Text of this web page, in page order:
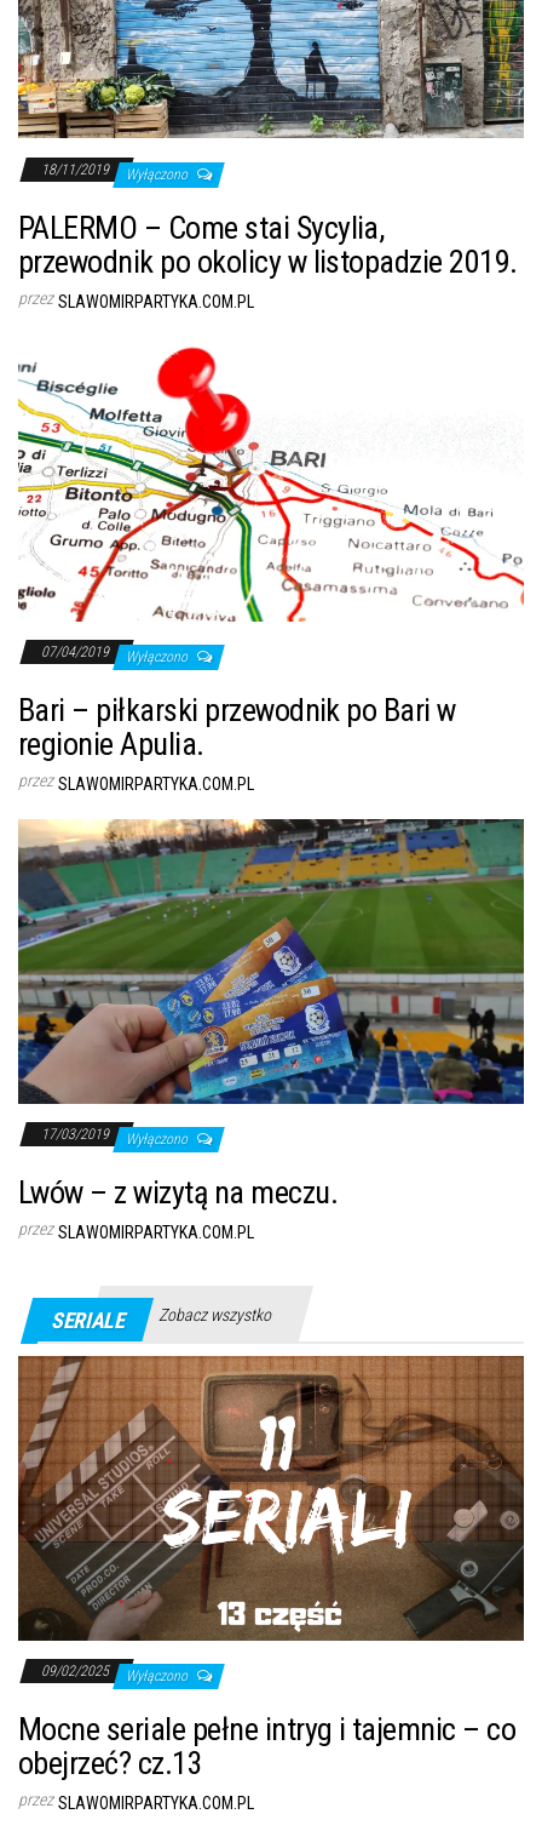
18/11/2019 Wyłączono
PALERMO – Come stai Sycylia,
przewodnik po okolicy w listopadzie 2019.
przez SLAWOMIRPARTYKA.COM.PL
07/04/2019 Wyłączono
Bari – piłkarski przewodnik po Bari w
regionie Apulia.
przez SLAWOMIRPARTYKA.COM.PL
17/03/2019 Wyłączono
Lwów – z wizytą na meczu.
przez SLAWOMIRPARTYKA.COM.PL
SERIALE Zobacz wszystko
09/02/2025 Wyłączono
Mocne seriale pełne intryg i tajemnic – co
obejrzeć? cz.13
przez SLAWOMIRPARTYKA.COM.PL